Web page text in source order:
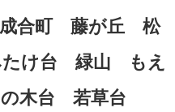
合町 藤が丘 松
け台 緑山 もえ
木台 若草台